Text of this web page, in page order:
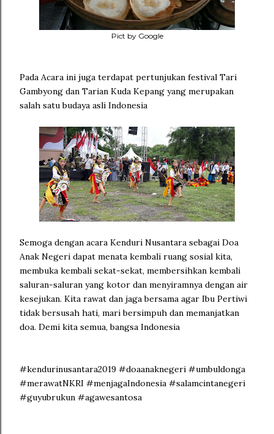
Pict by Google
Pada Acara ini juga terdapat pertunjukan festival Tari
Gambyong dan Tarian Kuda Kepang yang merupakan
salah satu budaya asli Indonesia
Semoga dengan acara Kenduri Nusantara sebagai Doa
Anak Negeri dapat menata kembali ruang sosial kita,
membuka kembali sekat-sekat, membersihkan kembali
saluran-saluran yang kotor dan menyiramnya dengan air
kesejukan. Kita rawat dan jaga bersama agar Ibu Pertiwi
tidak bersusah hati, mari bersimpuh dan memanjatkan
doa. Demi kita semua, bangsa Indonesia
#kendurinusantara2019 #doaanaknegeri #umbuldonga
#merawatNKRI #menjagaIndonesia #salamcintanegeri
#guyubrukun #agawesantosa